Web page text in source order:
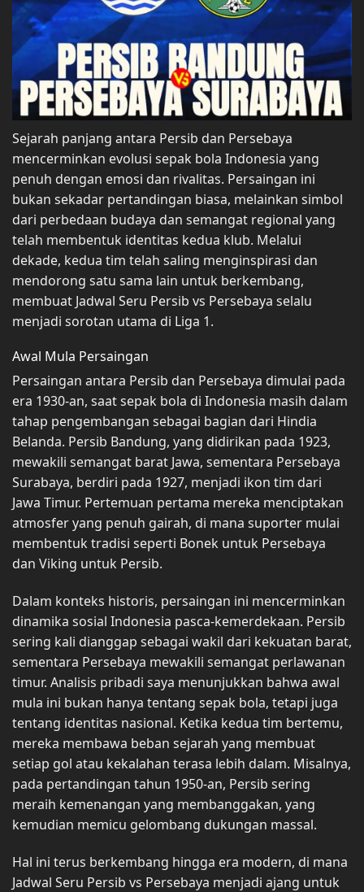
Sejarah panjang antara Persib dan Persebaya
mencerminkan evolusi sepak bola Indonesia yang
penuh dengan emosi dan rivalitas. Persaingan ini
bukan sekadar pertandingan biasa, melainkan simbol
dari perbedaan budaya dan semangat regional yang
telah membentuk identitas kedua klub. Melalui
dekade, kedua tim telah saling menginspirasi dan
mendorong satu sama lain untuk berkembang,
membuat Jadwal Seru Persib vs Persebaya selalu
menjadi sorotan utama di Liga 1.
Awal Mula Persaingan
Persaingan antara Persib dan Persebaya dimulai pada
era 1930-an, saat sepak bola di Indonesia masih dalam
tahap pengembangan sebagai bagian dari Hindia
Belanda. Persib Bandung, yang didirikan pada 1923,
mewakili semangat barat Jawa, sementara Persebaya
Surabaya, berdiri pada 1927, menjadi ikon tim dari
Jawa Timur. Pertemuan pertama mereka menciptakan
atmosfer yang penuh gairah, di mana suporter mulai
membentuk tradisi seperti Bonek untuk Persebaya
dan Viking untuk Persib.
Dalam konteks historis, persaingan ini mencerminkan
dinamika sosial Indonesia pasca-kemerdekaan. Persib
sering kali dianggap sebagai wakil dari kekuatan barat,
sementara Persebaya mewakili semangat perlawanan
timur. Analisis pribadi saya menunjukkan bahwa awal
mula ini bukan hanya tentang sepak bola, tetapi juga
tentang identitas nasional. Ketika kedua tim bertemu,
mereka membawa beban sejarah yang membuat
setiap gol atau kekalahan terasa lebih dalam. Misalnya,
pada pertandingan tahun 1950-an, Persib sering
meraih kemenangan yang membanggakan, yang
kemudian memicu gelombang dukungan massal.
Hal ini terus berkembang hingga era modern, di mana
Jadwal Seru Persib vs Persebaya menjadi ajang untuk